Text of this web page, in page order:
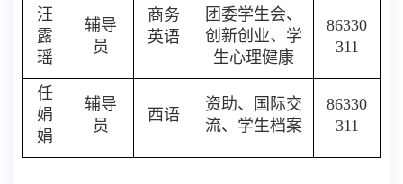
汪
露
瑶
辅导
员
商务
英语
团委学生会、
创新创业、学
生心理健康
86330
311
任
娟
娟
辅导
员
西语
资助、国际交
流、学生档案
86330
311